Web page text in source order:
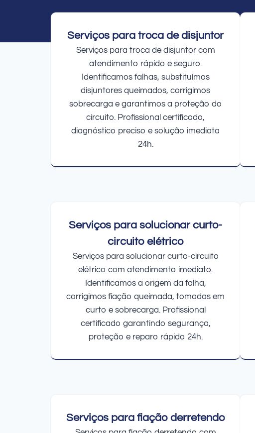
Serviços para troca de disjuntor
Serviços para troca de disjuntor com
atendimento rápido e seguro.
Identificamos falhas, substituímos
disjuntores queimados, corrigimos
sobrecarga e garantimos a proteção do
circuito. Profissional certificado,
diagnóstico preciso e solução imediata
24h.
Serviços para solucionar curto-
circuito elétrico
Serviços para solucionar curto-circuito
elétrico com atendimento imediato.
Identificamos a origem da falha,
corrigimos fiação queimada, tomadas em
curto e sobrecarga. Profissional
certificado garantindo segurança,
proteção e reparo rápido 24h.
Serviços para fiação derretendo